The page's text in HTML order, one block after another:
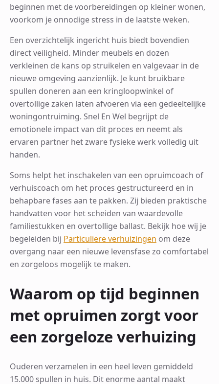
beginnen met de voorbereidingen op kleiner wonen,
voorkom je onnodige stress in de laatste weken.
Een overzichtelijk ingericht huis biedt bovendien
direct veiligheid. Minder meubels en dozen
verkleinen de kans op struikelen en valgevaar in de
nieuwe omgeving aanzienlijk. Je kunt bruikbare
spullen doneren aan een kringloopwinkel of
overtollige zaken laten afvoeren via een gedeeltelijke
woningontruiming. Snel En Wel begrijpt de
emotionele impact van dit proces en neemt als
ervaren partner het zware fysieke werk volledig uit
handen.
Soms helpt het inschakelen van een opruimcoach of
verhuiscoach om het proces gestructureerd en in
behapbare fases aan te pakken. Zij bieden praktische
handvatten voor het scheiden van waardevolle
familiestukken en overtollige ballast. Bekijk hoe wij je
begeleiden bij Particuliere verhuizingen om deze
overgang naar een nieuwe levensfase zo comfortabel
en zorgeloos mogelijk te maken.
Waarom op tijd beginnen
met opruimen zorgt voor
een zorgeloze verhuizing
Ouderen verzamelen in een heel leven gemiddeld
15.000 spullen in huis. Dit enorme aantal maakt